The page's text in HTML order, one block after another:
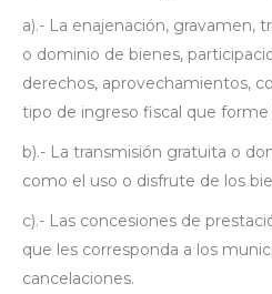
a).- La enajenación, gravamen,
o dominio de bienes,
derechos, aprovechamientos,
tipo de ingreso fiscal que forme
b).- La transmisión gratuita o
como el uso o disfrute de los
c).- Las concesiones de
que les corresponda a los
cancelaciones.